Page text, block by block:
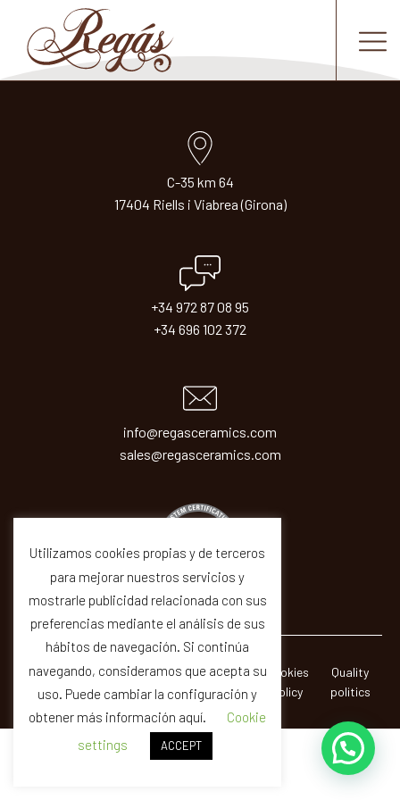
C-35 km 64
17404 Riells i Viabrea (Girona)
+34 972 87 08 95
+34 696 102 372
info@regasceramics.com
sales@regasceramics.com
© REGAS ·
CERAMICAS SIR SA
Legal
Notice
Privacity
Policy
Cookies
Policy
Quality
politics
Utilizamos cookies propias y de terceros
para mejorar nuestros servicios y
mostrarle publicidad relacionada con sus
preferencias mediante el análisis de sus
hábitos de navegación. Si continúa
navegando, consideramos que acepta su
uso. Puede cambiar la configuración y
obtener más información aquí.
Cookie
settings
ACCEPT